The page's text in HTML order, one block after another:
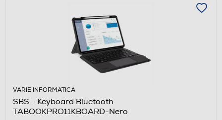
VARIE INFORMATICA
SBS - Keyboard Bluetooth
TABOOKPRO11KBOARD-Nero